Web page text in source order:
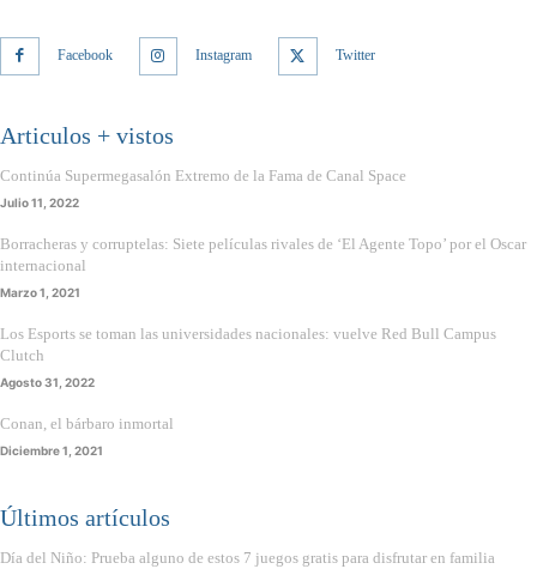
Facebook Instagram Twitter
Articulos + vistos
Continúa Supermegasalón Extremo de la Fama de Canal Space
Julio 11, 2022
Borracheras y corruptelas: Siete películas rivales de ‘El Agente Topo’ por el Oscar
internacional
Marzo 1, 2021
Los Esports se toman las universidades nacionales: vuelve Red Bull Campus
Clutch
Agosto 31, 2022
Conan, el bárbaro inmortal
Diciembre 1, 2021
Últimos artículos
Día del Niño: Prueba alguno de estos 7 juegos gratis para disfrutar en familia